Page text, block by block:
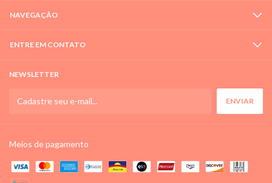
NAVEGAÇÃO
ENTRE EM CONTATO
NEWSLETTER
Meios de pagamento